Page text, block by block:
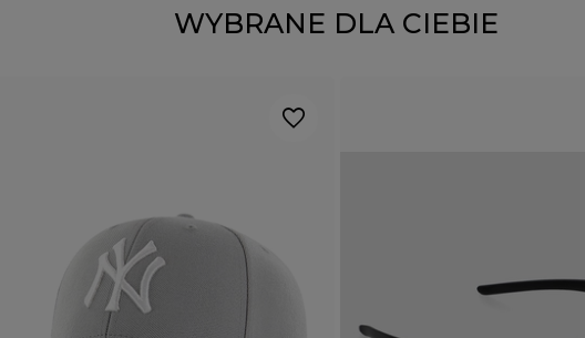
WYBRANE DLA CIEBIE